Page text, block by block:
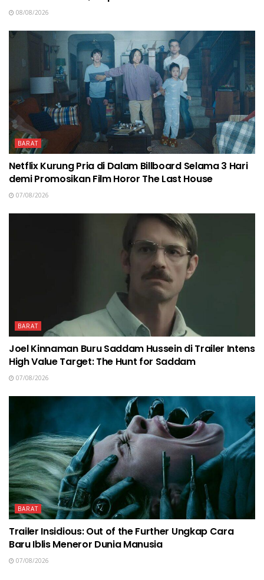
08/08/2026
BARAT
Netflix Kurung Pria di Dalam Billboard Selama 3 Hari
demi Promosikan Film Horor The Last House
07/08/2026
BARAT
Joel Kinnaman Buru Saddam Hussein di Trailer Intens
High Value Target: The Hunt for Saddam
07/08/2026
BARAT
Trailer Insidious: Out of the Further Ungkap Cara
Baru Iblis Meneror Dunia Manusia
07/08/2026